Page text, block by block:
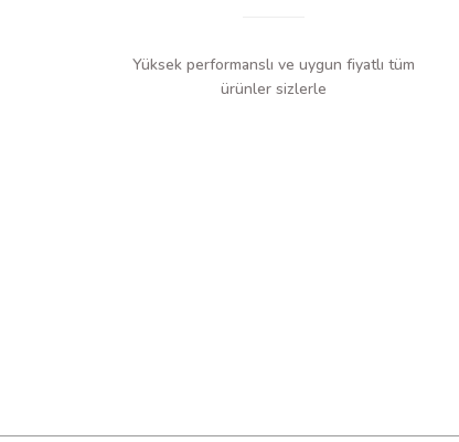
Yüksek performanslı ve uygun fiyatlı tüm
ürünler sizlerle